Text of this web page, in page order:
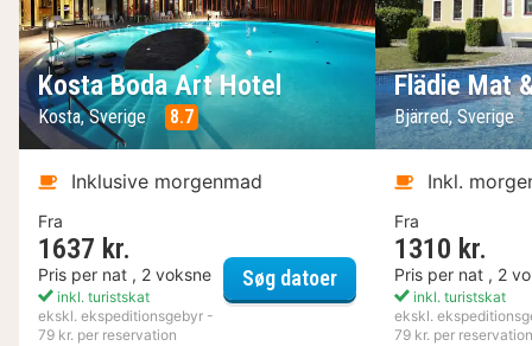
Kosta Boda Art Hotel
Kosta, Sverige 8.7
Inklusive morgenmad
Fra
1637 kr.
Pris per nat , 2 voksne
inkl. turistskat
ekskl. ekspeditionsgebyr -
79 kr. per reservation
Søg datoerKosta Boda Art Hotel
Flädie Mat
Bjärred, Sverige
Inkl.
Fra
1310 kr.
Pris per nat , 2
inkl. turistskat
ekskl.
79 kr. per reservation